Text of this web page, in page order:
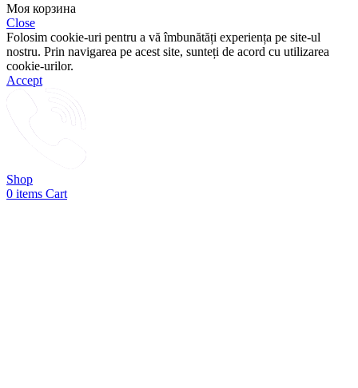
Моя корзина
Close
Folosim cookie-uri pentru a vă îmbunătăți experiența pe site-ul
nostru. Prin navigarea pe acest site, sunteți de acord cu utilizarea
cookie-urilor.
Accept
Shop
0 items Cart